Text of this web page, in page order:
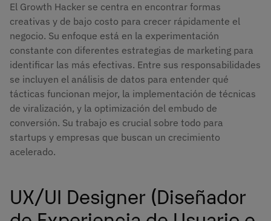
El Growth Hacker se centra en encontrar formas
creativas y de bajo costo para crecer rápidamente el
negocio. Su enfoque está en la experimentación
constante con diferentes estrategias de marketing para
identificar las más efectivas. Entre sus responsabilidades
se incluyen el análisis de datos para entender qué
tácticas funcionan mejor, la implementación de técnicas
de viralización, y la optimización del embudo de
conversión. Su trabajo es crucial sobre todo para
startups y empresas que buscan un crecimiento
acelerado.
UX/UI Designer (Diseñador